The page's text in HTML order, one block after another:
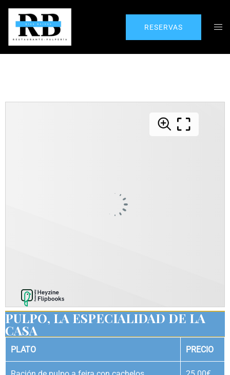
RESERVAS
PULPO, LA ESPECIALIDAD DE LA
CASA
PLATO PRECIO